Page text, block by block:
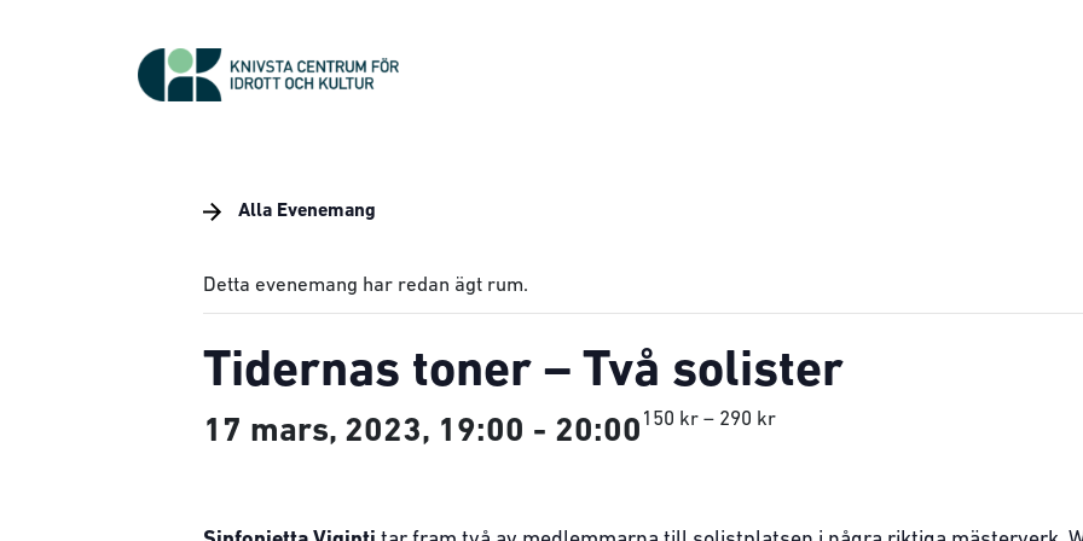
Alla Evenemang
Detta evenemang har redan ägt rum.
Tidernas toner – Två solister
17 mars, 2023, 19:00 - 20:00 150 kr – 290 kr